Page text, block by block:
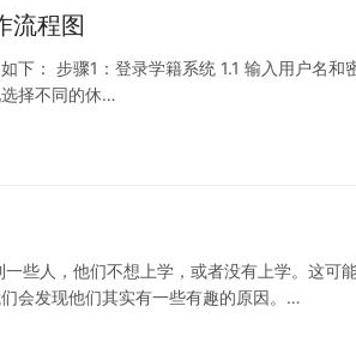
流程图
下： 步骤1：登录学籍系统 1.1 输入用户名
择不同的休…
些人，他们不想上学，或者没有上学。这可
会发现他们其实有一些有趣的原因。…